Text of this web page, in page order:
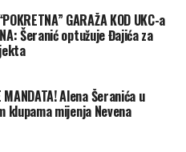
GARAŽA KOD UKC-a
Šeranić optužuje Đajića za
MANDATA! Alena Šeranića u
klupama mijenja Nevena